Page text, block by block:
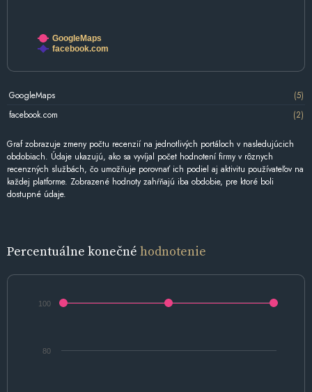
GoogleMaps
facebook.com
GoogleMaps
(5)
facebook.com
(2)
Graf zobrazuje zmeny počtu recenzií na jednotlivých portáloch v nasledujúcich
obdobiach. Údaje ukazujú, ako sa vyvíjal počet hodnotení firmy v rôznych
recenzných službách, čo umožňuje porovnať ich podiel aj aktivitu používateľov na
každej platforme. Zobrazené hodnoty zahŕňajú iba obdobie, pre ktoré boli
dostupné údaje.
Percentuálne konečné hodnotenie
80
100